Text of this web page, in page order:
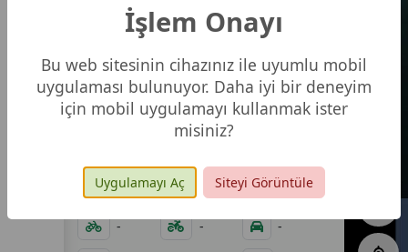
06:00 - 19:00 -
- - -
İşlem Onayı
Bu web sitesinin cihazınız ile uyumlu mobil
uygulaması bulunuyor. Daha iyi bir deneyim
için mobil uygulamayı kullanmak ister
misiniz?
Uygulamayı Aç Siteyi Görüntüle